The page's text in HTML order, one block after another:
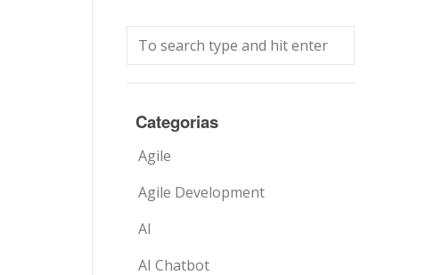
Categorias
Agile
Agile Development
AI
AI Chatbot